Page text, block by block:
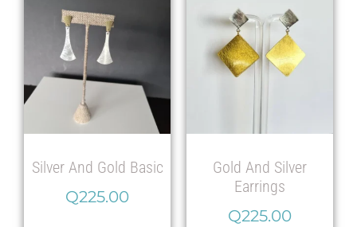
Silver And Gold Basic
Q225.00
Gold And Silver
Earrings
Q225.00